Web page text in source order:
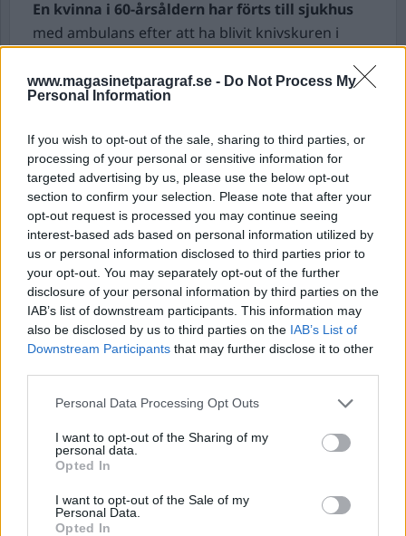
www.magasinetparagraf.se - Do Not Process My
Personal Information
If you wish to opt-out of the sale, sharing to third parties, or
processing of your personal or sensitive information for
targeted advertising by us, please use the below opt-out
section to confirm your selection. Please note that after your
opt-out request is processed you may continue seeing
interest-based ads based on personal information utilized by
us or personal information disclosed to third parties prior to
your opt-out. You may separately opt-out of the further
disclosure of your personal information by third parties on the
IAB’s list of downstream participants. This information may
also be disclosed by us to third parties on the IAB’s List of
Downstream Participants that may further disclose it to other
Personal Data Processing Opt Outs
I want to opt-out of the Sharing of my
personal data.
Opted In
I want to opt-out of the Sale of my
Personal Data.
Opted In
En kvinna i 60-årsåldern har förts till sjukhus
med ambulans efter att ha blivit knivskuren i
Kvinnan attackerades tidigt igår i Vasastan av en
misstänkt kvinna.
en kvinna i 60-årsåldern efter ett par minuter.
– Det var en hundpatrull som lyckades spåra upp
kvinnan som är misstänkt. Vi ska höra den gripna
för att ta reda på varför det har skett, säger
polisens presstalesperson Per Fahlström.
De både kvinnorna känner varandra sedan
tidigare. Polisen har spärrat av ett område för att
genomföra en teknisk undersökning.
Tre män med palestinsk härkomst skjutna i
USA.Tre unga män med palestinsk härkomst har
skadats i en skjutning under ett
Vermont.
De skadade männen är alla i 20-årsåldern. En av
dem uppges vara allvarligt skadad.
”I detta laddade ögonblick kan ingen se på den